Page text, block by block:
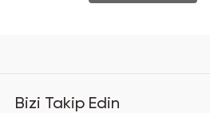
Bizi Takip Edin